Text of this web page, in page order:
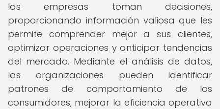
las empresas toman decisiones,
proporcionando información valiosa que les
permite comprender mejor a sus clientes,
optimizar operaciones y anticipar tendencias
del mercado. Mediante el análisis de datos,
las organizaciones pueden identificar
patrones de comportamiento de los
consumidores, mejorar la eficiencia operativa